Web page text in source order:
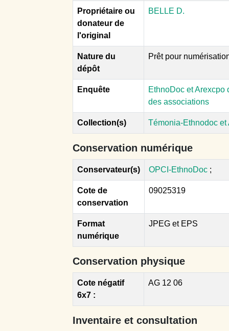
Propriétaire ou
donateur de
l'original
BELLE D.
Nature du
dépôt
Prêt pour
Enquête
EthnoDoc et Arexcpo
des associations
Collection(s) Témonia-Ethnodoc
Conservation numérique
Conservateur(s) OPCI-EthnoDoc ;
Cote de
conservation
09025319
Format
numérique
JPEG et EPS
Conservation physique
Cote négatif
6x7 :
AG 12 06
Inventaire et consultation